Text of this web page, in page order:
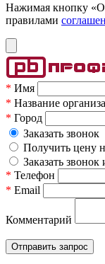
Нажимая кнопку
правилами
* Имя
* Название
* Город
Заказать звонок
Получить цену
Заказать
* Телефон
* Email
Комментарий